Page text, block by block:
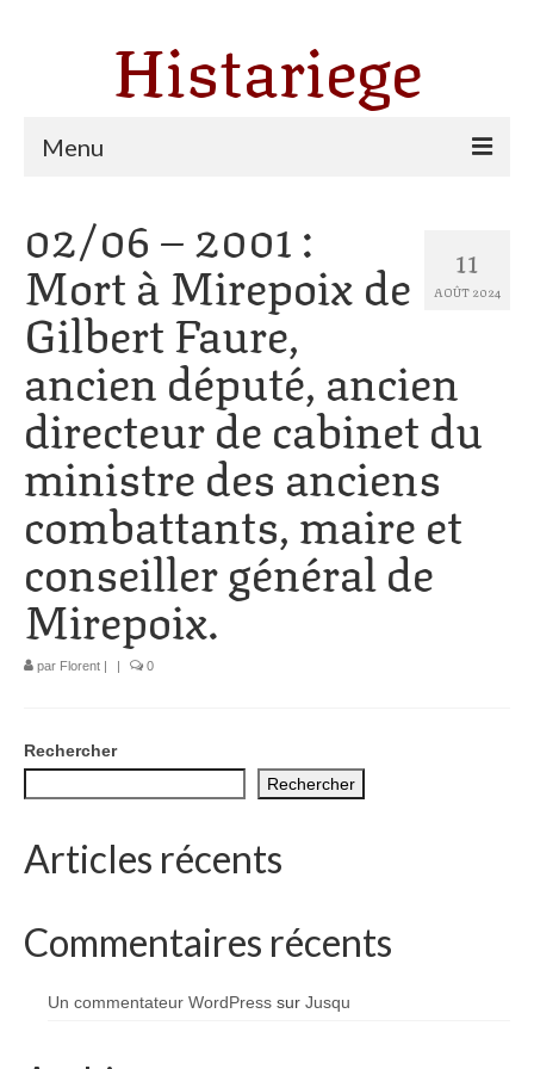
Histariege
Menu
Thèmes
Agriculture, forêt et pastoralisme
Pastoralisme
Cartulaire de Saint Sernin
Catharisme
Dates ariégeoises
1002 à 1298
1302 à 1499
1505 à 1589
1701 à 1798
1800 à 1899
1901 à 1948
Diocèses et évêques
Histoire Générale du Languedoc
11
AOÛT 2024
02/06 – 2001 :
Mort à Mirepoix de
Gilbert Faure,
ancien député, ancien
directeur de cabinet du
ministre des anciens
combattants, maire et
conseiller général de
Mirepoix.
par Florent | | 0
Rechercher
Rechercher
Articles récents
Commentaires récents
Un commentateur WordPress sur Jusqu